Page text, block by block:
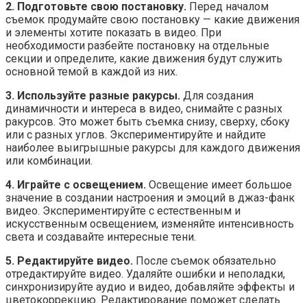
2. Подготовьте свою постановку. Перед началом
съемок продумайте свою постановку — какие движения
и элементы хотите показать в видео. При
необходимости разбейте постановку на отдельные
секции и определите, какие движения будут служить
основной темой в каждой из них.
3. Используйте разные ракурсы. Для создания
динамичности и интереса в видео, снимайте с разных
ракурсов. Это может быть съемка снизу, сверху, сбоку
или с разных углов. Экспериментируйте и найдите
наиболее выигрышные ракурсы для каждого движения
или комбинации.
4. Играйте с освещением. Освещение имеет большое
значение в создании настроения и эмоций в джаз-фанк
видео. Экспериментируйте с естественным и
искусственным освещением, изменяйте интенсивность
света и создавайте интересные тени.
5. Редактируйте видео. После съемок обязательно
отредактируйте видео. Удаляйте ошибки и неполадки,
синхронизируйте аудио и видео, добавляйте эффекты и
цветокоррекцию. Редактирование поможет сделать